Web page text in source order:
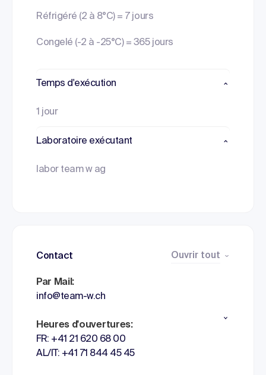
Réfrigéré (2 à 8°C) = 7 jours
Congelé (-2 à -25°C) = 365 jours
Temps d'exécution
1 jour
Laboratoire exécutant
labor team w ag
Contact Ouvrir tout
Par Mail:
info@team-w.ch
Heures d'ouvertures:
FR: +41 21 620 68 00
AL/IT: +41 71 844 45 45